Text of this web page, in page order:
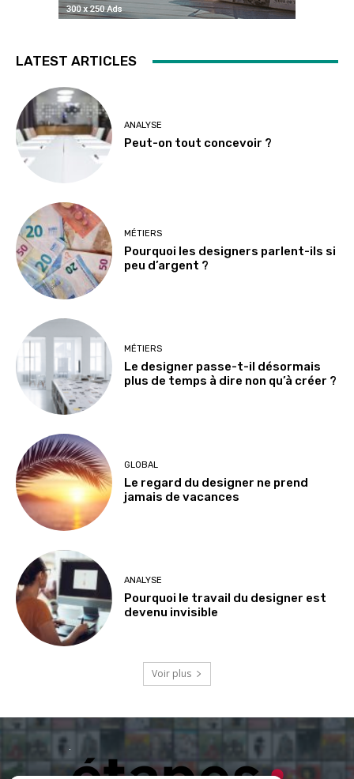
LATEST ARTICLES
ANALYSE
Peut-on tout concevoir ?
MÉTIERS
Pourquoi les designers parlent-ils si
peu d’argent ?
MÉTIERS
Le designer passe-t-il désormais
plus de temps à dire non qu’à créer ?
GLOBAL
Le regard du designer ne prend
jamais de vacances
ANALYSE
Pourquoi le travail du designer est
devenu invisible
Voir plus